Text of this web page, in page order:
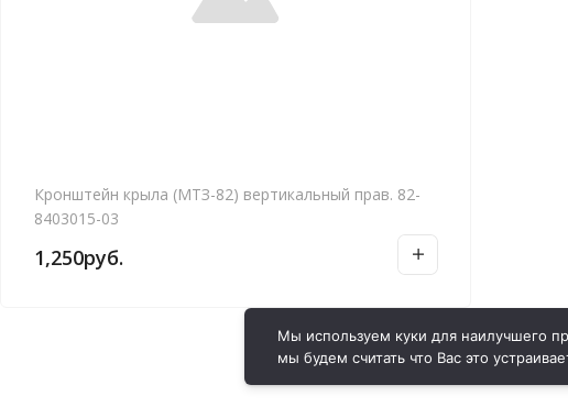
Кронштейн крыла (МТЗ-82) вертикальный прав. 82-
8403015-03
1,250руб.
Мы используем куки для наилучшего
мы будем считать что Вас это